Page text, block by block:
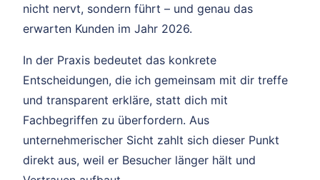
nicht nervt, sondern führt – und genau das
erwarten Kunden im Jahr 2026.
In der Praxis bedeutet das konkrete
Entscheidungen, die ich gemeinsam mit dir treffe
und transparent erkläre, statt dich mit
Fachbegriffen zu überfordern. Aus
unternehmerischer Sicht zahlt sich dieser Punkt
direkt aus, weil er Besucher länger hält und